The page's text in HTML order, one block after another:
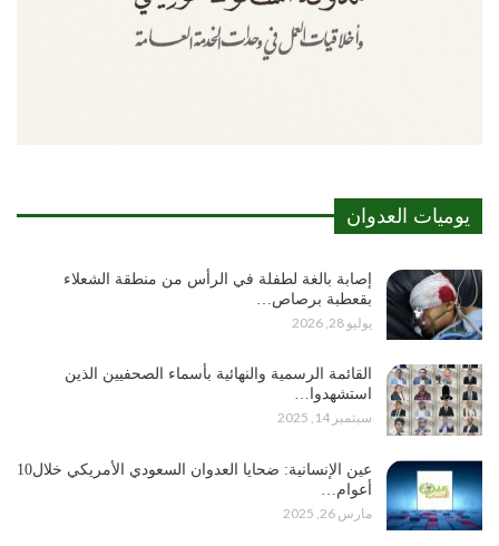
يوميات العدوان
إصابة بالغة لطفلة في الرأس من منطقة الشعلاء
بقعطبة برصاص…
يوليو 28, 2026
القائمة الرسمية والنهائية بأسماء الصحفيين الذين
استشهدوا…
سبتمبر 14, 2025
عين الإنسانية: ضحايا العدوان السعودي الأمريكي خلال10
أعوام…
مارس 26, 2025